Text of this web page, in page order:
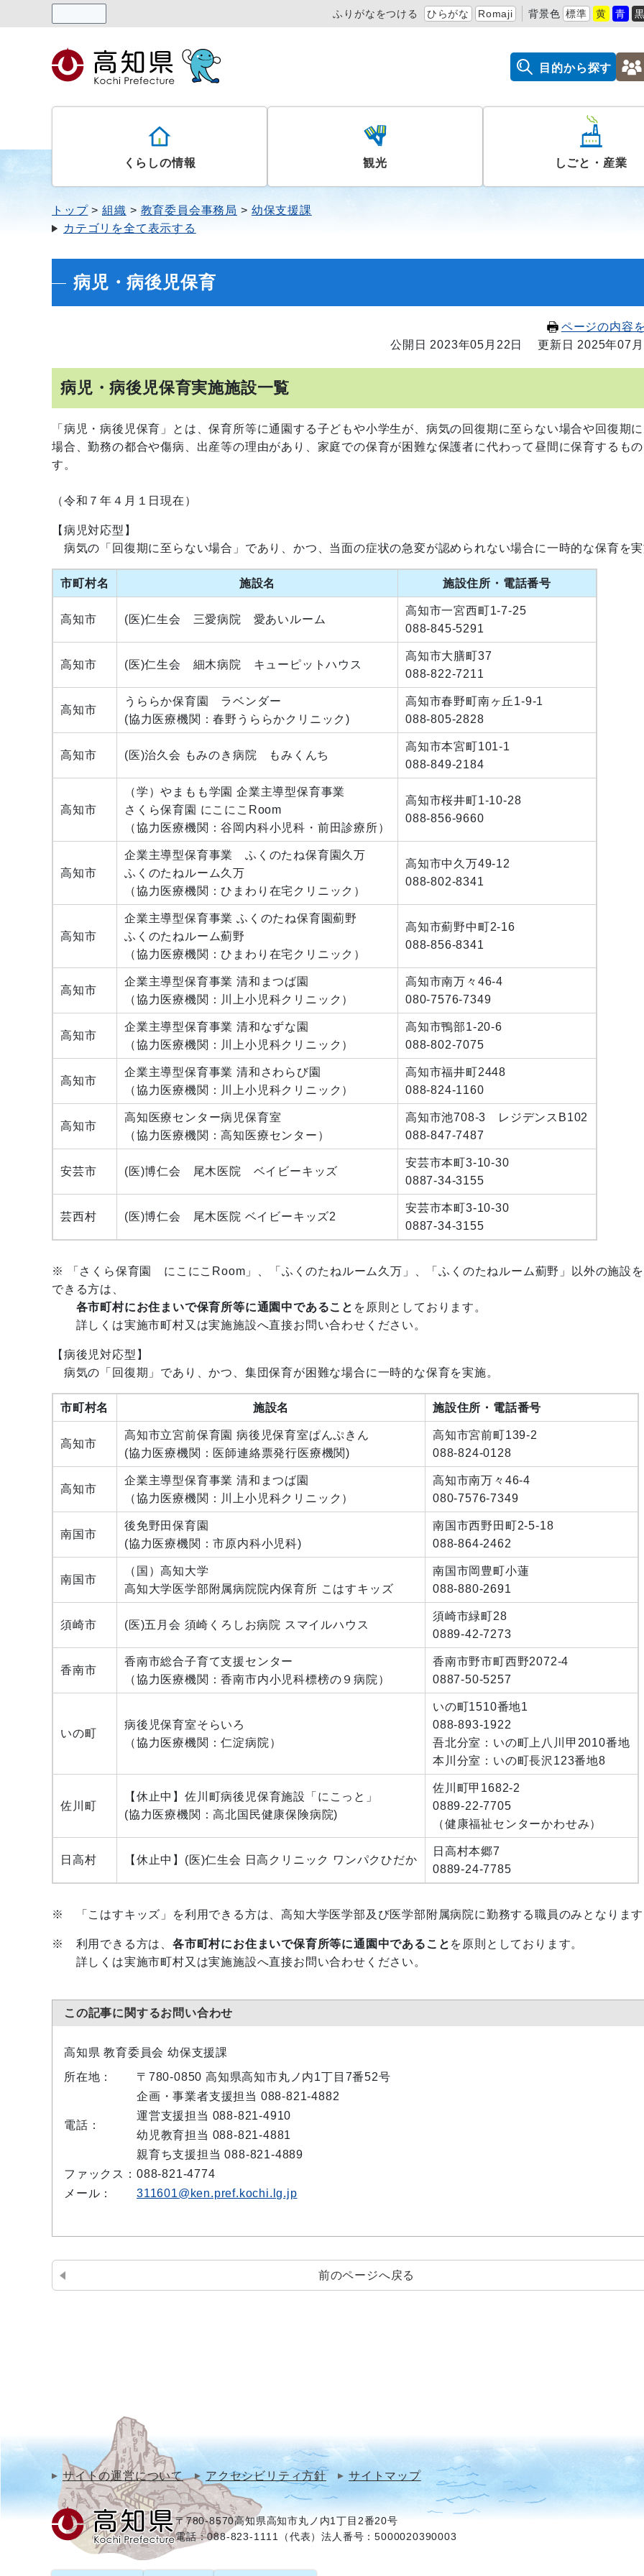
ふりがなをつける ひらがな Romaji 背景色 標準 黄 青
目的から探す
くらしの情報 観光 しごと・産業
トップ 組織 教育委員会事務局
幼保支援課
カテゴリを全て表示する
病児・病後児保育
ページの内容
公開日 2023年05月22日
更新日 2025年07
病児・病後児保育実施施設一覧
「病児・病後児保育」とは、保育所等に通園する子どもや小学生が、病気の回復期に至らない場合や回復期
場合、勤務の都合や傷病、出産等の理由があり、家庭での保育が困難な保護者に代わって昼間に保育するも
す。
（令和７年４月１日現在）
【病児対応型】
病気の「回復期に至らない場合」であり、かつ、当面の症状の急変が認められない場合に一時的な保育を
市町村名 施設名 施設住所・電話番号
高知市 (医)仁生会 三愛病院 愛あいルーム
高知市一宮西町1-7-25
088-845-5291
高知市 (医)仁生会 細木病院 キューピットハウス
高知市大膳町37
088-822-7211
高知市
うららか保育園 ラベンダー
(協力医療機関：春野うららかクリニック)
高知市春野町南ヶ丘1-9-1
088-805-2828
高知市 (医)治久会 もみのき病院 もみくんち
高知市本宮町101-1
088-849-2184
高知市
（学）やまもも学園 企業主導型保育事業
さくら保育園 にこにこRoom
（協力医療機関：谷岡内科小児科・前田診療所）
高知市桜井町1-10-28
088-856-9660
高知市
企業主導型保育事業 ふくのたね保育園久万
ふくのたねルーム久万
（協力医療機関：ひまわり在宅クリニック）
高知市中久万49-12
088-802-8341
高知市
企業主導型保育事業 ふくのたね保育園薊野
ふくのたねルーム薊野
（協力医療機関：ひまわり在宅クリニック）
高知市薊野中町2-16
088-856-8341
高知市
企業主導型保育事業 清和まつば園
（協力医療機関：川上小児科クリニック）
高知市南万々46-4
080-7576-7349
高知市
企業主導型保育事業 清和なずな園
（協力医療機関：川上小児科クリニック）
高知市鴨部1-20-6
088-802-7075
高知市
企業主導型保育事業 清和さわらび園
（協力医療機関：川上小児科クリニック）
高知市福井町2448
088-824-1160
高知市
高知医療センター病児保育室
（協力医療機関：高知医療センター）
高知市池708-3 レジデンスB102
088-847-7487
安芸市 (医)博仁会 尾木医院 ベイビーキッズ
安芸市本町3-10-30
0887-34-3155
芸西村 (医)博仁会 尾木医院 ベイビーキッズ2
安芸市本町3‐10‐30
0887-34-3155
※ 「さくら保育園 にこにこRoom」、「ふくのたねルーム久万」、「ふくのたねルーム薊野」以外の施設
できる方は、
各市町村にお住まいで保育所等に通園中であること を原則としております。
詳しくは実施市町村又は実施施設へ直接お問い合わせください。
【病後児対応型】
病気の「回復期」であり、かつ、集団保育が困難な場合に一時的な保育を実施。
市町村名 施設名 施設住所・電話番号
高知市
高知市立宮前保育園 病後児保育室ぱんぷきん
(協力医療機関：医師連絡票発行医療機関)
高知市宮前町139-2
088-824-0128
高知市
企業主導型保育事業 清和まつば園
（協力医療機関：川上小児科クリニック）
高知市南万々46-4
080-7576-7349
南国市
後免野田保育園
(協力医療機関：市原内科小児科)
南国市西野田町2-5-18
088-864-2462
南国市
（国）高知大学
高知大学医学部附属病院院内保育所 こはすキッズ
南国市岡豊町小蓮
088-880-2691
須崎市 (医)五月会 須崎くろしお病院 スマイルハウス
須崎市緑町28
0889-42-7273
香南市
香南市総合子育て支援センター
（協力医療機関：香南市内小児科標榜の９病院）
香南市野市町西野2072-4
0887-50-5257
いの町
病後児保育室そらいろ
（協力医療機関：仁淀病院）
いの町1510番地1
088-893-1922
吾北分室：いの町上八川甲2010番地
本川分室：いの町長沢123番地8
佐川町
【休止中】佐川町病後児保育施設「にこっと」
(協力医療機関：高北国民健康保険病院)
佐川町甲1682‐2
0889-22-7705
（健康福祉センターかわせみ）
日高村 【休止中】(医)仁生会 日高クリニック ワンパクひだか
日高村本郷7
0889-24-7785
※ 「こはすキッズ」を利用できる方は、高知大学医学部及び医学部附属病院に勤務する職員のみとなりま
※ 利用できる方は、 各市町村にお住まいで保育所等に通園中であること を原則としております。
詳しくは実施市町村又は実施施設へ直接お問い合わせください。
この記事に関するお問い合わせ
高知県 教育委員会 幼保支援課
所在地：
〒780-0850 高知県高知市丸ノ内1丁目7番52号
電話：
企画・事業者支援担当 088-821-4882
運営支援担当 088-821-4910
幼児教育担当 088-821-4881
親育ち支援担当 088-821-4889
ファックス： 088-821-4774
メール：
311601@ken.pref.kochi.lg.jp
前のページへ戻る
サイトの運営について アクセシビリティ方針 サイトマップ
〒780-8570高知県高知市丸ノ内1丁目2番20号
電話：088-823-1111（代表）法人番号：5000020390003